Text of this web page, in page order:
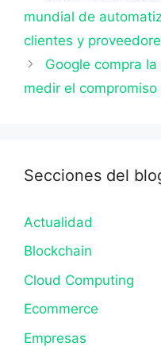
mundial de
clientes y
Google compra
medir el
Secciones del
Actualidad
Blockchain
Cloud Computing
Ecommerce
Empresas